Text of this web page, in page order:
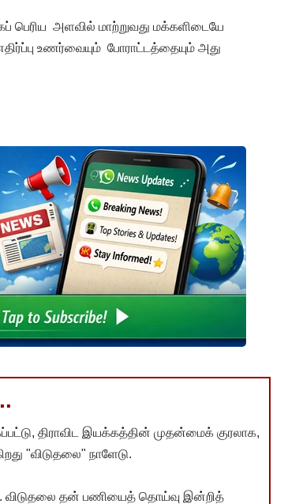
அளவில் மாற்றுவது மக்களிடையே
உணர்வையும் போராட்டத்தையும் அது
திராவிட இயக்கத்தின் முதன்மைக் குரலாக,
"விடுதலை" நாளேடு.
விடுதலை தன் பணியைத் தொய்வு இன்றித்